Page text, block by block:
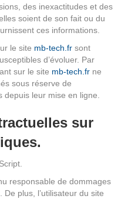
des inexactitudes et des
soient de son fait ou du
ces informations.
le site mb-tech.fr sont
d’évoluer. Par
sur le site mb-tech.fr ne
sous réserve de
leur mise en ligne.
sur
responsable de dommages
De plus, l’utilisateur du site